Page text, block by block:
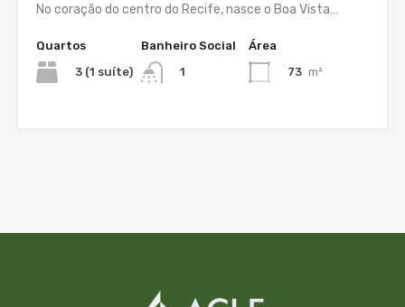
No coração do centro do Recife, nasce o Boa Vista…
Quartos
3 (1 suíte)
Banheiro Social
1
Área
73 m²